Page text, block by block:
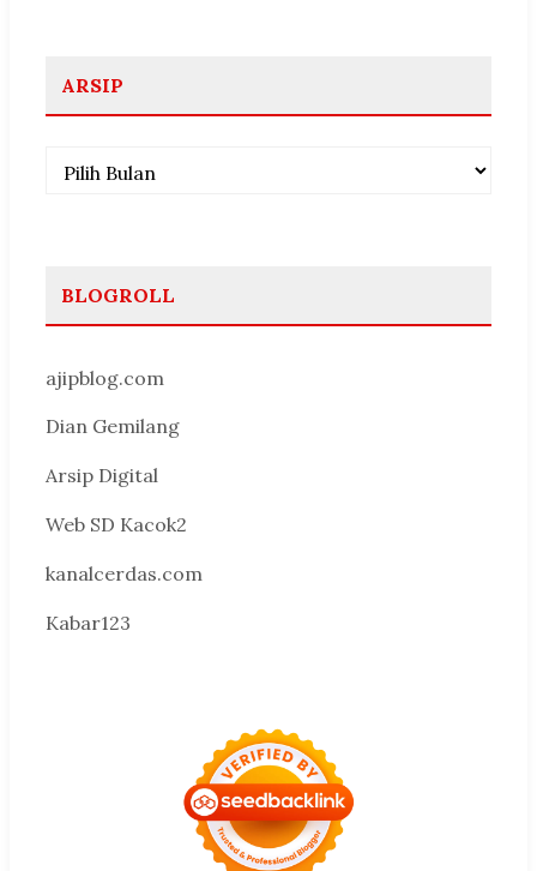
ARSIP
Arsip
BLOGROLL
ajipblog.com
Dian Gemilang
Arsip Digital
Web SD Kacok2
kanalcerdas.com
Kabar123